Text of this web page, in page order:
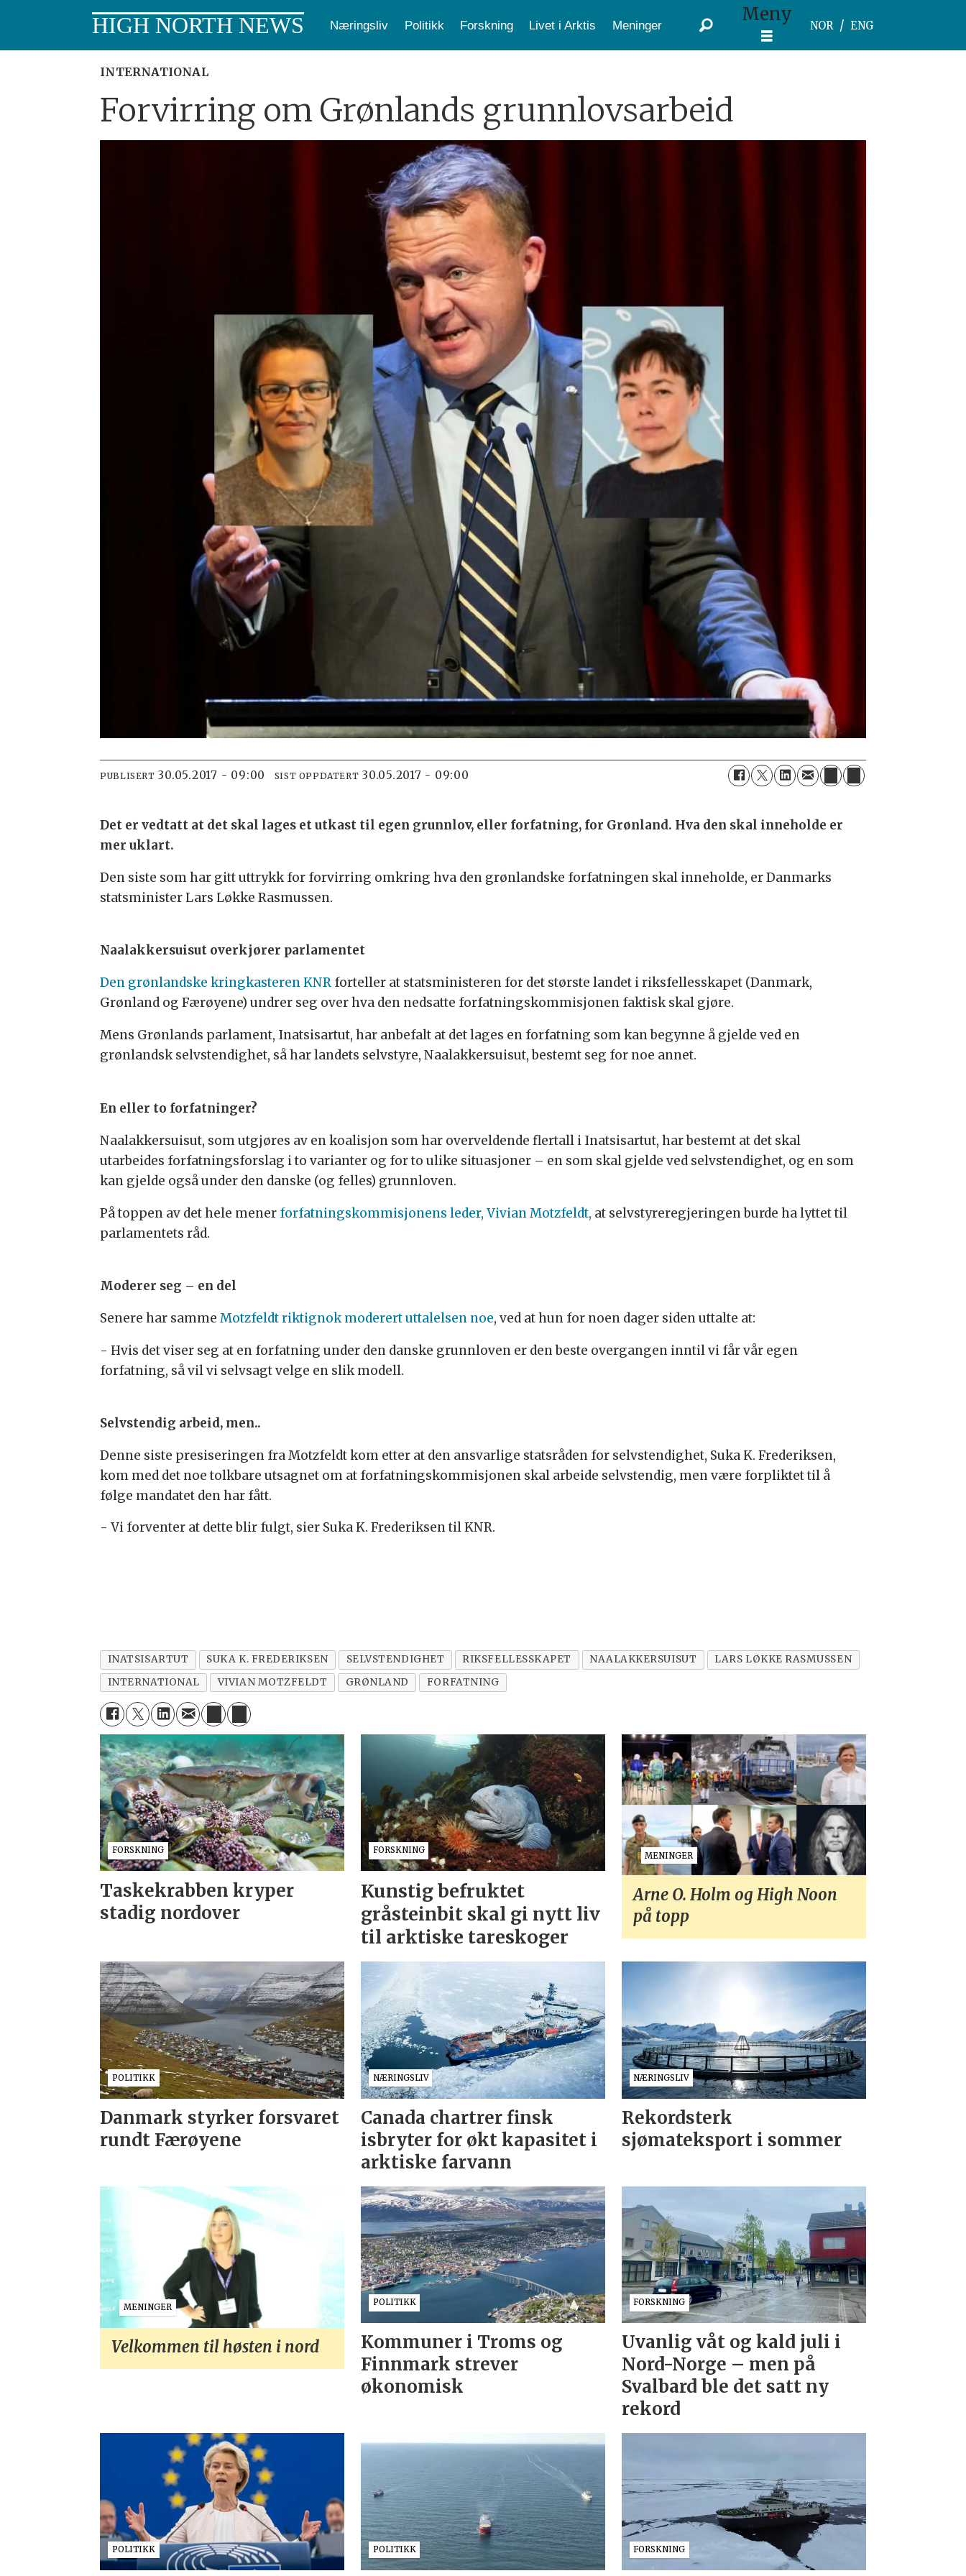
HIGH NORTH NEWS Næringsliv Politikk Forskning Livet i Arktis Meninger Meny
NOR ENG
INTERNATIONAL
Forvirring om Grønlands grunnlovsarbeid
PUBLISERT 30.05.2017 - 09:00 SIST OPPDATERT 30.05.2017 - 09:00
Det er vedtatt at det skal lages et utkast til egen grunnlov, eller forfatning, for Grønland. Hva den skal inneholde er
mer uklart.
Den siste som har gitt uttrykk for forvirring omkring hva den grønlandske forfatningen skal inneholde, er Danmarks
statsminister Lars Løkke Rasmussen.
Naalakkersuisut overkjører parlamentet
Den grønlandske kringkasteren KNR forteller at statsministeren for det største landet i riksfellesskapet (Danmark,
Grønland og Færøyene) undrer seg over hva den nedsatte forfatningskommisjonen faktisk skal gjøre.
Mens Grønlands parlament, Inatsisartut, har anbefalt at det lages en forfatning som kan begynne å gjelde ved en
grønlandsk selvstendighet, så har landets selvstyre, Naalakkersuisut, bestemt seg for noe annet.
En eller to forfatninger?
Naalakkersuisut, som utgjøres av en koalisjon som har overveldende flertall i Inatsisartut, har bestemt at det skal
utarbeides forfatningsforslag i to varianter og for to ulike situasjoner – en som skal gjelde ved selvstendighet, og en som
kan gjelde også under den danske (og felles) grunnloven.
På toppen av det hele mener forfatningskommisjonens leder, Vivian Motzfeldt, at selvstyreregjeringen burde ha lyttet til
parlamentets råd.
Moderer seg – en del
Senere har samme Motzfeldt riktignok moderert uttalelsen noe, ved at hun for noen dager siden uttalte at:
- Hvis det viser seg at en forfatning under den danske grunnloven er den beste overgangen inntil vi får vår egen
forfatning, så vil vi selvsagt velge en slik modell.
Selvstendig arbeid, men..
Denne siste presiseringen fra Motzfeldt kom etter at den ansvarlige statsråden for selvstendighet, Suka K. Frederiksen,
kom med det noe tolkbare utsagnet om at forfatningskommisjonen skal arbeide selvstendig, men være forpliktet til å
følge mandatet den har fått.
- Vi forventer at dette blir fulgt, sier Suka K. Frederiksen til KNR.
INATSISARTUT SUKA K. FREDERIKSEN SELVSTENDIGHET RIKSFELLESSKAPET NAALAKKERSUISUT
LARS LØKKE RASMUSSEN
INTERNATIONAL
VIVIAN MOTZFELDT GRØNLAND FORFATNING
FORSKNING
Taskekrabben kryper
stadig nordover
FORSKNING
Kunstig befruktet
gråsteinbit skal gi nytt liv
til arktiske tareskoger
MENINGER
Arne O. Holm og High Noon
på topp
POLITIKK
Danmark styrker forsvaret
rundt Færøyene
NÆRINGSLIV
Canada chartrer finsk
isbryter for økt kapasitet i
arktiske farvann
NÆRINGSLIV
Rekordsterk
sjømateksport i sommer
MENINGER
Velkommen til høsten i nord
POLITIKK
Kommuner i Troms og
Finnmark strever
økonomisk
FORSKNING
Uvanlig våt og kald juli i
Nord-Norge – men på
Svalbard ble det satt ny
rekord
POLITIKK POLITIKK FORSKNING